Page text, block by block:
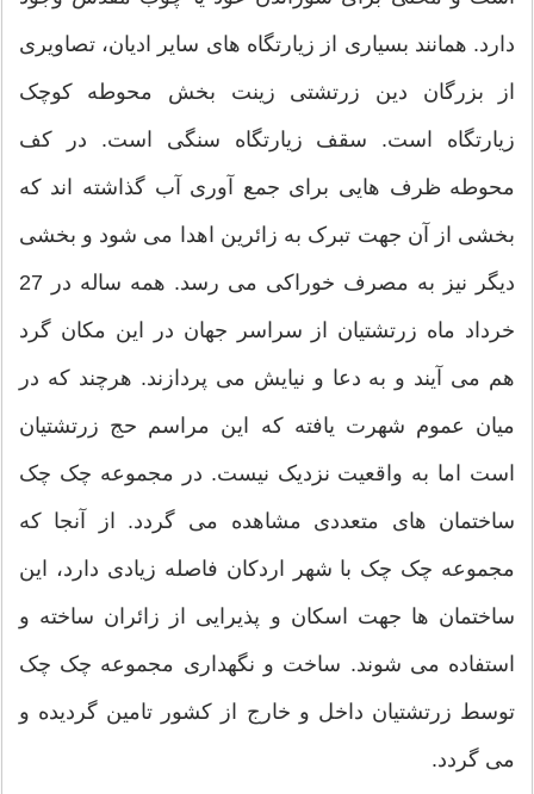
دارد. همانند بسیاری از زیارتگاه های سایر ادیان، تصاویری
از بزرگان دین زرتشتی زینت بخش محوطه کوچک
زیارتگاه است. سقف زیارتگاه سنگی است. در کف
محوطه ظرف هایی برای جمع آوری آب گذاشته اند که
بخشی از آن جهت تبرک به زائرین اهدا می شود و بخشی
دیگر نیز به مصرف خوراکی می رسد. همه ساله در 27
خرداد ماه زرتشتیان از سراسر جهان در این مکان گرد
هم می آیند و به دعا و نیایش می پردازند. هرچند که در
میان عموم شهرت یافته که این مراسم حج زرتشتیان
است اما به واقعیت نزدیک نیست. در مجموعه چک چک
ساختمان های متعددی مشاهده می گردد. از آنجا که
مجموعه چک چک با شهر اردکان فاصله زیادی دارد، این
ساختمان ها جهت اسکان و پذیرایی از زائران ساخته و
استفاده می شوند. ساخت و نگهداری مجموعه چک چک
توسط زرتشتیان داخل و خارج از کشور تامین گردیده و
می گردد.